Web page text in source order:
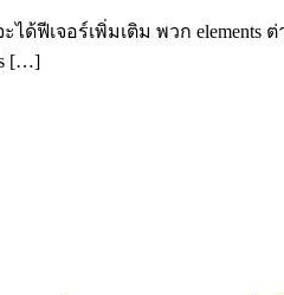
ด้ฟีเจอร์เพิ่มเติม พวก elements
[…]